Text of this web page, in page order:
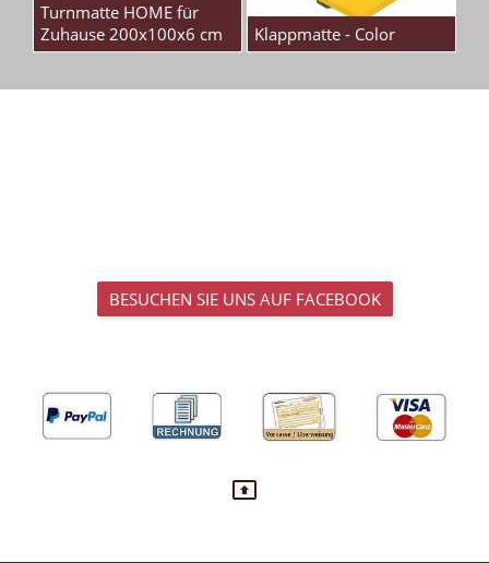
Turnmatte HOME für
Zuhause 200x100x6 cm
Klappmatte - Color
BESUCHEN SIE UNS AUF FACEBOOK